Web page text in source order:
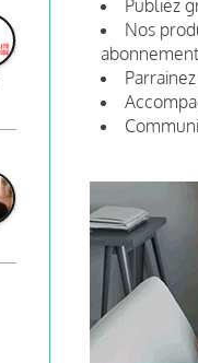
Publiez
Nos
abonnement